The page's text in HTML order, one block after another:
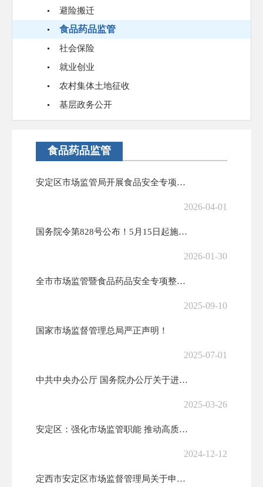
避险搬迁
食品药品监管
社会保险
就业创业
农村集体土地征收
基层政务公开
食品药品监管
安定区市场监管局开展食品安全专项检查 助力文明城市创建
2026-04-01
国务院令第828号公布！5月15日起施行！
2026-01-30
全市市场监管暨食品药品安全专项整治工作推进会议召开
2025-09-10
国家市场监督管理总局严正声明！
2025-07-01
中共中央办公厅 国务院办公厅关于进一步强化食品安全全链条监管的意见
2025-03-26
安定区：强化市场监管职能 推动高质量发展
2024-12-12
定西市安定区市场监督管理局关于申报“名特优新”个体工商户的通告